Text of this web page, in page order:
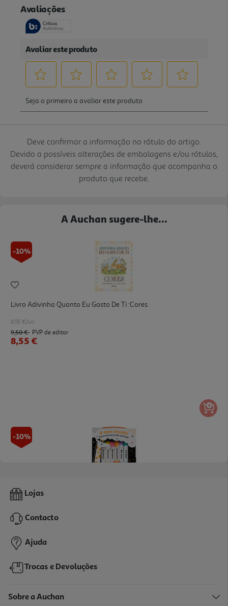
Deve confirmar a informação no rótulo do artigo.
Devido a possíveis alterações de embalagens e/ou rótulos,
deverá considerar sempre a informação que acompanha o
produto que recebe.
A Auchan sugere-lhe...
-10%
Livro Adivinha Quanto Eu Gosto De Ti :cores
8.55 €/un
9,50 € PVP de editor
8,55 €
-10%
Livro O Meu Mundo - Caixa De Livros
14,40 € PVP de editor
12,96 €
Lojas
Contacto
Ajuda
Trocas e Devoluções
Sobre a Auchan